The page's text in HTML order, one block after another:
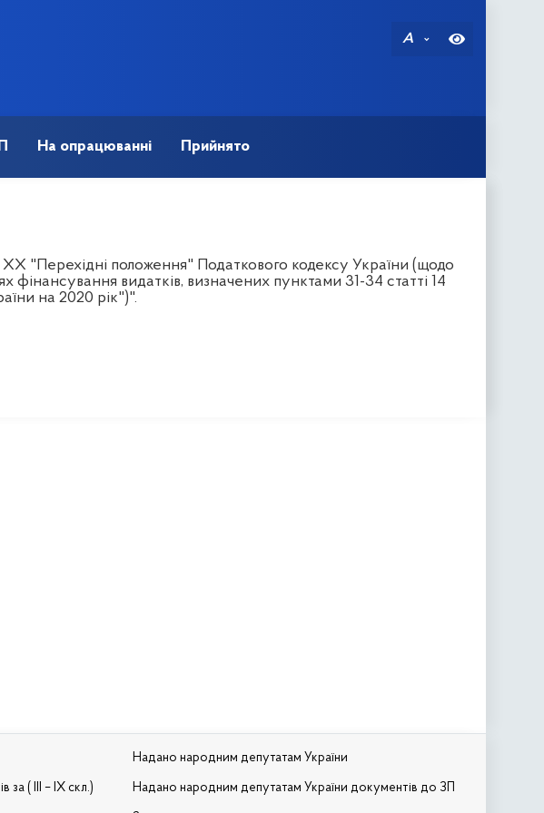
A
На опрацюванні Прийнято
"Перехідні положення" Податкового кодексу України (щодо
фінансування видатків, визначених пунктами 31-34 статті 14
на 2020 рік")".
за ( III – IX скл.)
Надано народним депутатам України
Надано народним депутатам України документів до ЗП